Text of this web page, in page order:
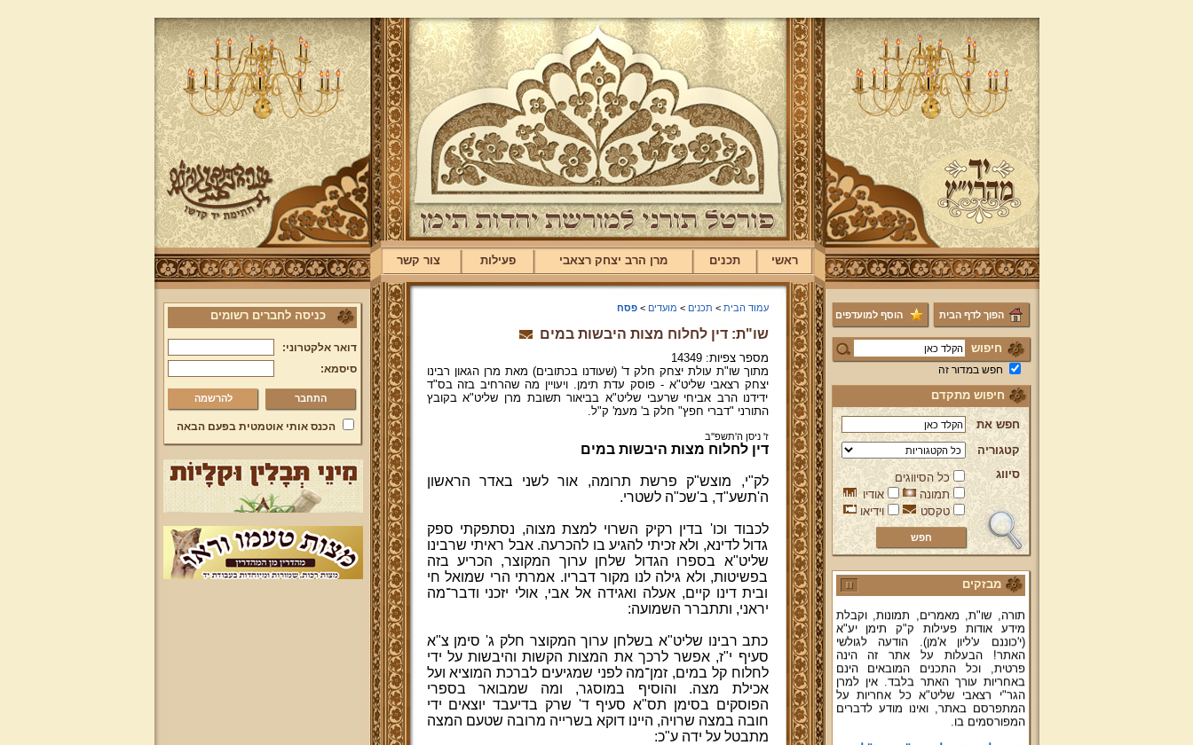
ראשי תכנים מרן הרב יצחק רצאבי פעילות צור קשר
הפוך לדף הבית הוסף למועדפים
חיפוש
חפש במדור זה
חיפוש מתקדם
חפש את
קטגוריה
סיווג
כל הסיווגים
תמונה
אודיו
טקסט
וידיאו
מבזקים
ברוכים הבאים לאתר מהרי"ץ
יד מהרי"ץ - פורטל תורני למורשת יהדות
תימן, האתר הרשמי להנצחת מורשתו
של גאון רבני תימן ותפארתם מהרי"ץ
זצוק"ל. באתר תמצאו גם תכנים תורניים
והלכתיים רבים של מרן הגאון הרב יצחק
רצאבי שליט"א - פוסק עדת תימן,
מחבר ספרי שלחן ערוך המקוצר ח"ח
לעיין ולהאזין ולצפות במבחר שיעורי
תורה, שו"ת, מאמרים, תמונות, וקבלת
מידע אודות פעילות ק"ק תימן יע"א
(י'כוננם ע'ליון א'מן). הודעה לגולשי
האתר! הבעלות על אתר זה הינה
פרטית, וכל התכנים המובאים הינם
באחריות עורך האתר בלבד. אין למרן
הגר"י רצאבי שליט"א כל אחריות על
המתפרסם באתר, ואינו מודע לדברים
המפורסמים בו.
קווים לדמותו של מהרי"ץ זצוק"ל
עמוד הבית > תכנים > מועדים >פסח
שו"ת: דין לחלוח מצות היבשות במים
מספר צפיות: 14349
מתוך שו"ת עולת יצחק חלק ד' (שעודנו בכתובים) מאת מרן הגאון רבינו
יצחק רצאבי שליט"א - פוסק עדת תימן. ויעויין מה שהרחיב בזה בס"ד
ידידנו הרב אביחי שרעבי שליט"א בביאור תשובת מרן שליט"א בקובץ
התורני "דברי חפץ" חלק ב' מעמ' ק"ל.
ז' ניסן ה'תשפ''ב
דין לחלוח מצות היבשות במים
לק"י, מוצש"ק פרשת תרומה, אור לשני באדר הראשון
ה'תשע"ד, ב'שכ"ה לשטרי.
לכבוד וכו' בדין רקיק השרוי למצת מצוה, נסתפקתי ספק
גדול לדינא, ולא זכיתי להגיע בו להכרעה. אבל ראיתי שרבינו
שליט"א בספרו הגדול שלחן ערוך המקוצר, הכריע בזה
בפשיטות, ולא גילה לנו מקור דבריו. אמרתי הרי שמואל חי
ובית דינו קיים, אעלה ואגידה אל אבי, אולי יזכני ודבר־מה
יראני, ותתברר השמועה:
כתב רבינו שליט"א בשלחן ערוך המקוצר חלק ג' סימן צ"א
סעיף י"ז, אפשר לרכך את המצות הקשות והיבשות על ידי
לחלוח קל במים, זמן־מה לפני שמגיעים לברכת המוציא ועל
אכילת מצה. והוסיף במוסגר, ומה שמבואר בספרי
הפוסקים בסימן תס"א סעיף ד' שרק בדיעבד יוצאים ידי
חובה במצה שרויה, היינו דוקא בשרייה מרובה שטעם המצה
מתבטל על ידה ע"כ:
כניסה לחברים רשומים
דואר אלקטרוני:
סיסמא:
להרשמה
הכנס אותי אוטמטית בפעם הבאה